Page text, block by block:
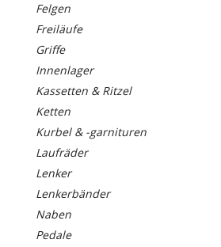
Felgen
Freiläufe
Griffe
Innenlager
Kassetten & Ritzel
Ketten
Kurbel & -garnituren
Laufräder
Lenker
Lenkerbänder
Naben
Pedale